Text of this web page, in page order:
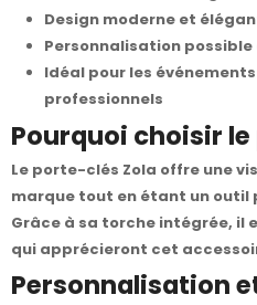
Design moderne et
Personnalisation
Idéal pour les
professionnels
Pourquoi choisir
Le porte-clés Zola offre une
marque tout en étant un outil
Grâce à sa torche intégrée, il
qui apprécieront cet
Personnalisation